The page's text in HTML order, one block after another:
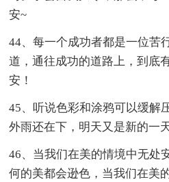
安~
44、每一个成功者都是一位苦
道，通往成功的道路上，到底
安！
45、听说色彩和涂鸦可以缓解
外雨还在下，明天又是新的一
46、当我们在美的情境中无处
何的美都会逊色，当我们在美